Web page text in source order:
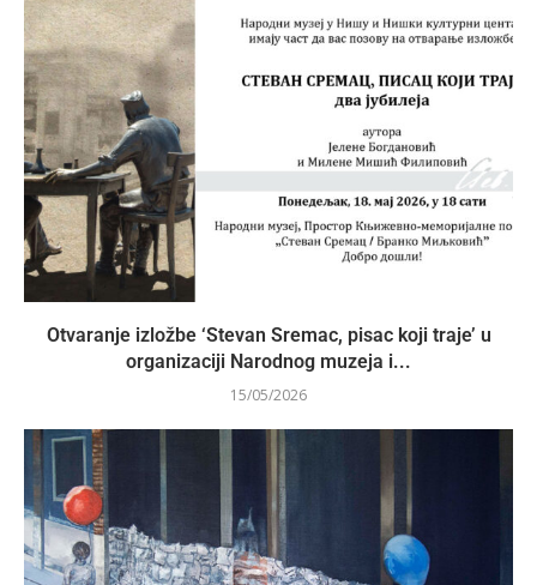
Otvaranje izložbe ‘Stevan Sremac, pisac koji traje’ u
organizaciji Narodnog muzeja i...
15/05/2026